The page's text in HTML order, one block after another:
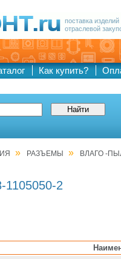
поставка
отраслевой
Как купить?
» РАЗЪЕМЫ » ВЛАГО -
1105050-2